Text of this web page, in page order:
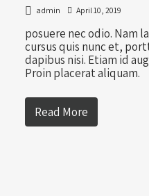
admin April 10, 2019
posuere nec odio. Nam
cursus quis nunc et,
dapibus nisi. Etiam id
Proin placerat aliquam.
Read More